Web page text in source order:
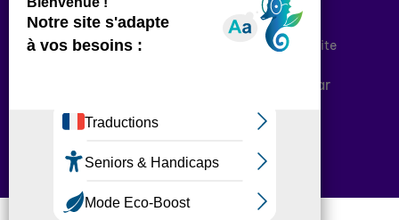
Conditions générales d’utilisation
Déclaration d’accessibilité
Plan du site
Plateforme développée en France par